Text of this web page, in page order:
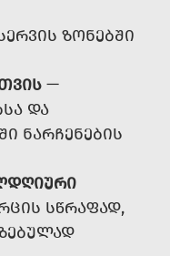
ᲖᲝᲜᲔᲑᲨᲘ
—
ᲓᲐ
ᲜᲐᲠᲩᲔᲜᲔᲑᲘᲡ
ᲡᲬᲠᲐᲤᲐᲓ,